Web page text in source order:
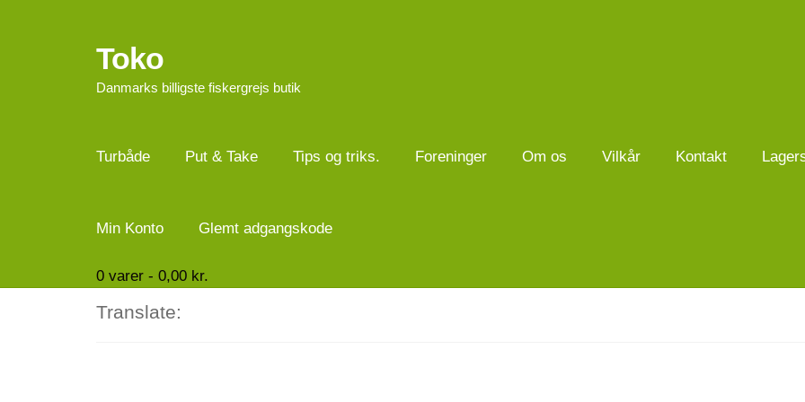
Spring
til
navigation
Spring
til
indhold
Toko
Danmarks billigste fiskergrejs butik
Turbåde Put & Take Tips og triks. Foreninger Om os Vilkår Kontakt
Min Konto Glemt adgangskode
0varer - 0,00 kr.
Translate: